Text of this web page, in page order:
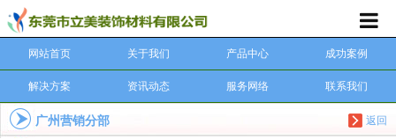
网站首页 关于我们 产品中心 成功案例
解决方案 资讯动态 服务网络 联系我们
返回
广州营销分部